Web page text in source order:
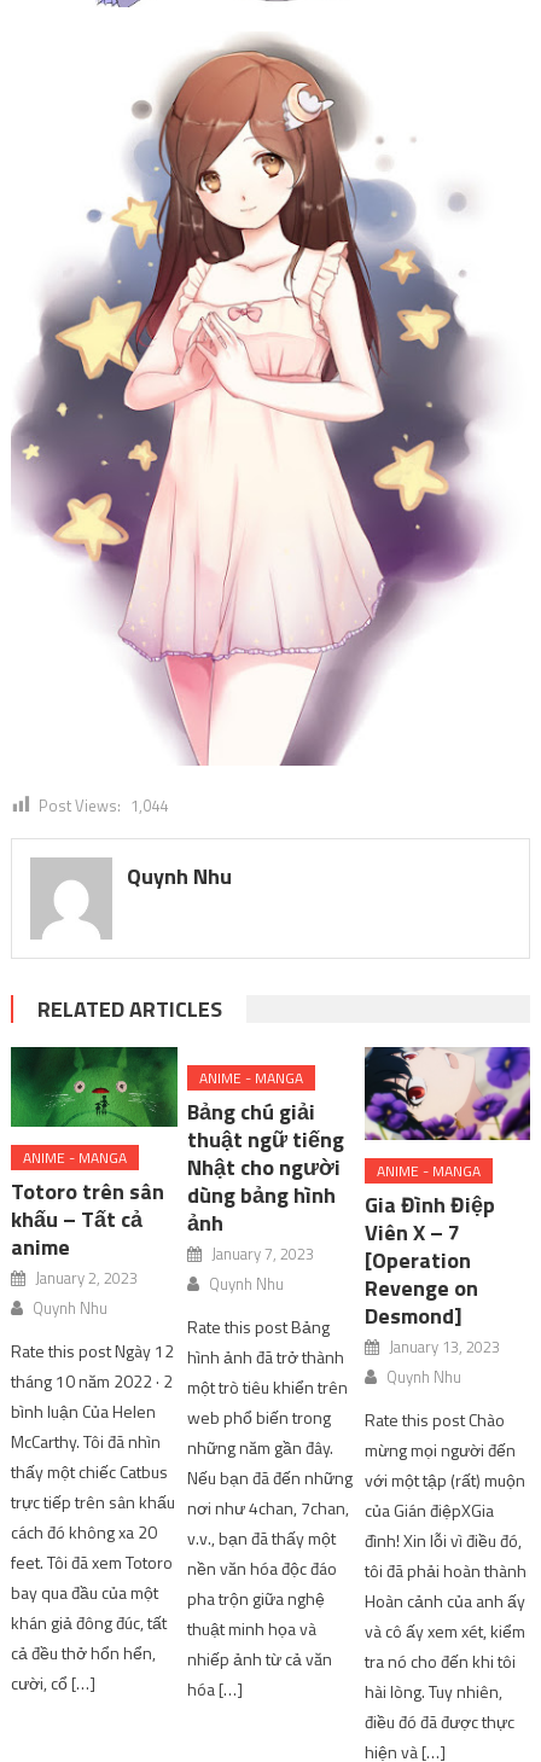
Post Views: 1,044
Quynh Nhu
RELATED ARTICLES
ANIME - MANGA
Totoro trên sân
khấu – Tất cả
anime
January 2, 2023
Quynh Nhu
Rate this post Ngày 12
tháng 10 năm 2022 · 2
bình luận Của Helen
McCarthy. Tôi đã nhìn
thấy một chiếc Catbus
trực tiếp trên sân khấu
cách đó không xa 20
feet. Tôi đã xem Totoro
bay qua đầu của một
khán giả đông đúc, tất
cả đều thở hổn hển,
cười, cổ […]
ANIME - MANGA
Bảng chú giải
thuật ngữ tiếng
Nhật cho người
dùng bảng hình
ảnh
January 7, 2023
Quynh Nhu
Rate this post Bảng
hình ảnh đã trở thành
một trò tiêu khiển trên
web phổ biến trong
những năm gần đây.
Nếu bạn đã đến những
nơi như 4chan, 7chan,
v.v., bạn đã thấy một
nền văn hóa độc đáo
pha trộn giữa nghệ
thuật minh họa và
nhiếp ảnh từ cả văn
hóa […]
ANIME - MANGA
Gia Đình Điệp
Viên X – 7
[Operation
Revenge on
Desmond]
January 13, 2023
Quynh Nhu
Rate this post Chào
mừng mọi người đến
với một tập (rất) muộn
của Gián điệpXGia
đình! Xin lỗi vì điều đó,
tôi đã phải hoàn thành
Hoàn cảnh của anh ấy
và cô ấy xem xét, kiểm
tra nó cho đến khi tôi
hài lòng. Tuy nhiên,
điều đó đã được thực
hiện và […]